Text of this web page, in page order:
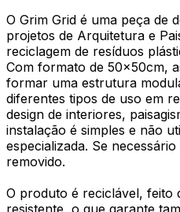
O Grim Grid é uma peça de
projetos de Arqui­tetura e
reciclagem de resíduos
Com formato de 50x50cm,
formar uma estrutura
diferen­tes tipos de uso em
design de interiores,
instalação é simples e não
especializada. Se
removido.
O produto é reciclável, feito
resistente, o que garante